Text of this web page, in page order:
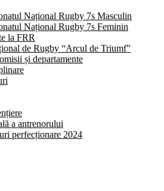
Național Rugby 7s Masculin
Național Rugby 7s Feminin
la FRR
de Rugby “Arcul de Triumf”
și departamente
a antrenorului
perfecționare 2024